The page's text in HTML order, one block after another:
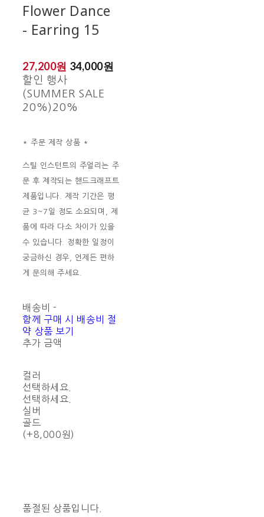
Flower Dance
- Earring 15
27,200원 34,000원
할인 행사
(SUMMER SALE
20%) 20%
* 주문 제작 상품 *
스틸 인스턴트의 주얼리는 주
문 후 제작되는 핸드크래프트
제품입니다. 제작 기간은 평
균 3~7일 정도 소요되며, 제
품에 따라 다소 차이가 있을
수 있습니다. 정확한 일정이
궁금하신 경우, 언제든 편하
게 문의해 주세요.
배송비 -
함께 구매 시 배송비 절
약 상품 보기
추가 금액
컬러
선택하세요.
선택하세요.
실버
골드
(+8,000원)
품절된 상품입니다.